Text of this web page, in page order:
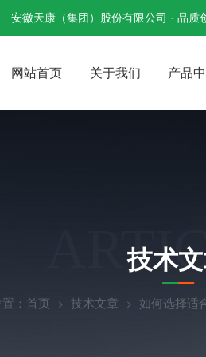
安徽天康（集团）股份有限公司 · 品质
网站首页 关于我们 产品
技术
： 首页 技术文章 如何选择适